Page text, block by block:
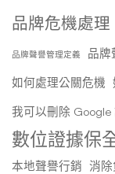
品牌危機處理
品牌聲譽管理定義 品牌
如何處理公關危機
我可以刪除 Google
數位證據保
本地聲譽行銷 消